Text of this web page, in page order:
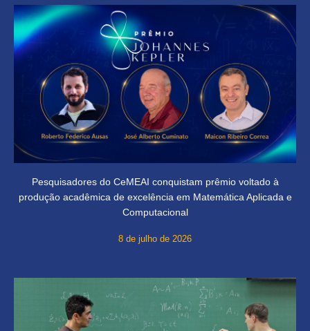
Pesquisadores do CeMEAI conquistam prêmio voltado à
produção acadêmica de excelência em Matemática Aplicada e
Computacional
8 de julho de 2026